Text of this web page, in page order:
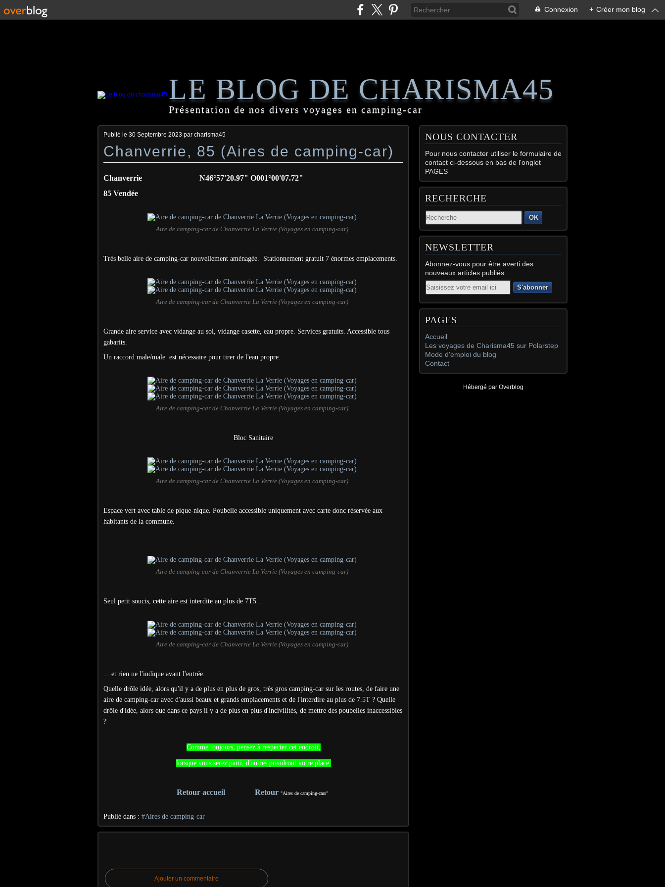
Connexion + Créer mon blog
LE BLOG DE CHARISMA45
Présentation de nos divers voyages en camping-car
Publié le 30 Septembre 2023 par charisma45
Chanverrie, 85 (Aires de camping-car)
Chanverrie N46°57'20.97" O001°00'07.72"
85 Vendée
Aire de camping-car de Chanverrie La Verrie (Voyages en camping-car)
Très belle aire de camping-car nouvellement aménagée. Stationnement gratuit 7 énormes emplacements.
Aire de camping-car de Chanverrie La Verrie (Voyages en camping-car)
Grande aire service avec vidange au sol, vidange casette, eau propre. Services gratuits. Accessible tous
gabarits.
Un raccord male/male est nécessaire pour tirer de l'eau propre.
Aire de camping-car de Chanverrie La Verrie (Voyages en camping-car)
Bloc Sanitaire
Aire de camping-car de Chanverrie La Verrie (Voyages en camping-car)
Espace vert avec table de pique-nique. Poubelle accessible uniquement avec carte donc réservée aux
habitants de la commune.
Aire de camping-car de Chanverrie La Verrie (Voyages en camping-car)
Seul petit soucis, cette aire est interdite au plus de 7T5...
Aire de camping-car de Chanverrie La Verrie (Voyages en camping-car)
... et rien ne l'indique avant l'entrée.
Quelle drôle idée, alors qu'il y a de plus en plus de gros, très gros camping-car sur les routes, de faire une
aire de camping-car avec d'aussi beaux et grands emplacements et de l'interdire au plus de 7.5T ? Quelle
drôle d'idée, alors que dans ce pays il y a de plus en plus d'incivilités, de mettre des poubelles inaccessibles
?
Comme toujours, pensez à respecter cet endroit,
lorsque vous serez parti, d'autres prendront votre place.
Retour accueil Retour "Aires de camping-cars"
Publié dans : #Aires de camping-car
Ajouter un commentaire
NOUS CONTACTER
Pour nous contacter utiliser le formulaire de
contact ci-dessous en bas de l'onglet
PAGES
RECHERCHE
OK
NEWSLETTER
Abonnez-vous pour être averti des
nouveaux articles publiés.
Email
PAGES
Accueil
Les voyages de Charisma45 sur Polarstep
Mode d'emploi du blog
Contact
Hébergé par Overblog